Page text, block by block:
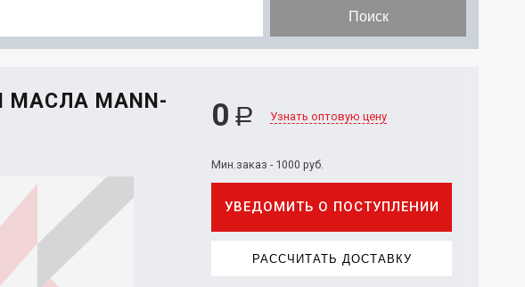
Поиск
MANN-
0 Р Узнать оптовую цену
Мин.заказ - 1000 руб.
УВЕДОМИТЬ О ПОСТУПЛЕНИИ
РАССЧИТАТЬ ДОСТАВКУ